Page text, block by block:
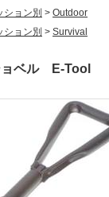
ション別 > Outdoor
ション別 > Survival
ョベル E-Tool